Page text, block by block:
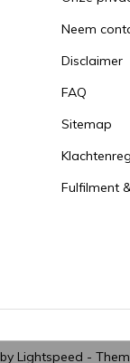
Neem
Disclaimer
FAQ
Sitemap
Fulfilment
Lightspeed -